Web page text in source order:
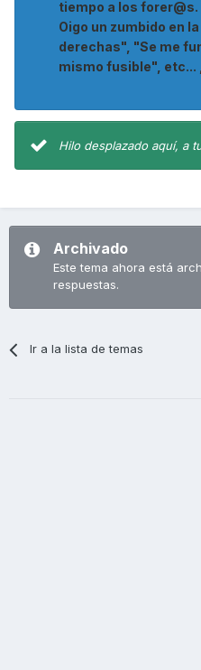
tiempo a los
Oigo un zumbido en
derechas", "Se me
mismo fusible", etc...
Hilo desplazado aquí, a
Archivado
Este tema ahora está
respuestas.
Ir a la lista de temas